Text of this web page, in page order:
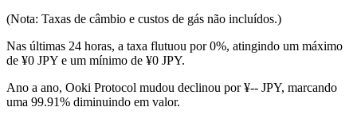
Futuros de USDC
(Nota: Taxas de câmbio e custos de gás não incluídos.)
Nas últimas 24 horas, a taxa flutuou por 0%, atingindo um máximo
de ¥0 JPY e um mínimo de ¥0 JPY.
Ano a ano, Ooki Protocol mudou declinou por ¥-- JPY, marcando
uma 99.91% diminuindo em valor.